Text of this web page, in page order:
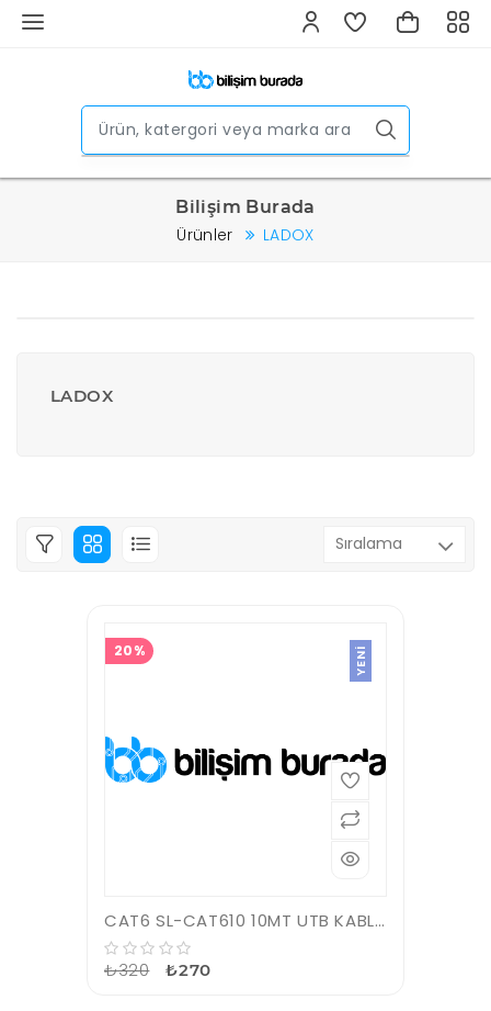
Bilişim Burada
Ürünler LADOX
LADOX
20% YENI
CAT6 SL-CAT610 10MT UTB KABLO
₺320 ₺270